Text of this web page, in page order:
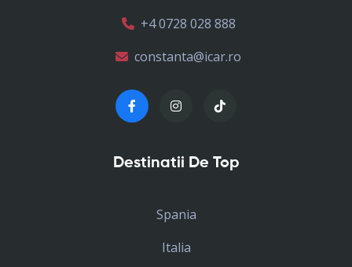
+4 0728 028 888
constanta@icar.ro
Destinatii De Top
Spania
Italia